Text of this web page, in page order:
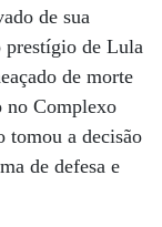
de sua
prestígio de Lula
de morte
no Complexo
tomou a decisão
de defesa e